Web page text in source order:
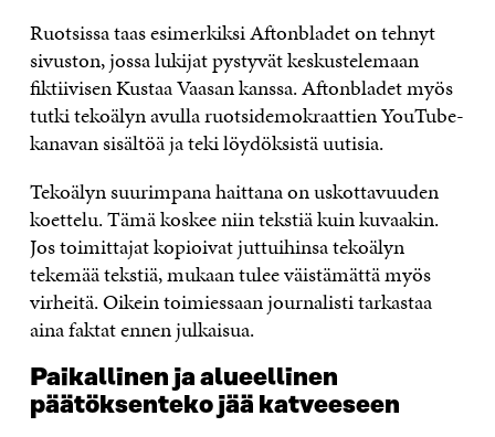
Ruotsissa taas esimerkiksi Aftonbladet on tehnyt
sivuston, jossa lukijat pystyvät keskustelemaan
fiktiivisen Kustaa Vaasan kanssa. Aftonbladet myös
tutki tekoälyn avulla ruotsidemokraattien YouTube-
kanavan sisältöä ja teki löydöksistä uutisia.
Tekoälyn suurimpana haittana on uskottavuuden
koettelu. Tämä koskee niin tekstiä kuin kuvaakin.
Jos toimittajat kopioivat juttuihinsa tekoälyn
tekemää tekstiä, mukaan tulee väistämättä myös
virheitä. Oikein toimiessaan journalisti tarkastaa
aina faktat ennen julkaisua.
Paikallinen ja alueellinen
päätöksenteko jää katveeseen